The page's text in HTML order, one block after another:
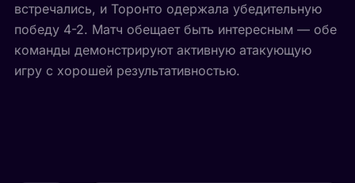
встречались, и Торонто одержала убедительную
победу 4-2. Матч обещает быть интересным — обе
команды демонстрируют активную атакующую
игру с хорошей результативностью.